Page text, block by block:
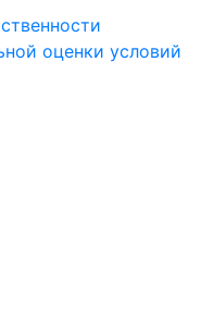
оценки условий